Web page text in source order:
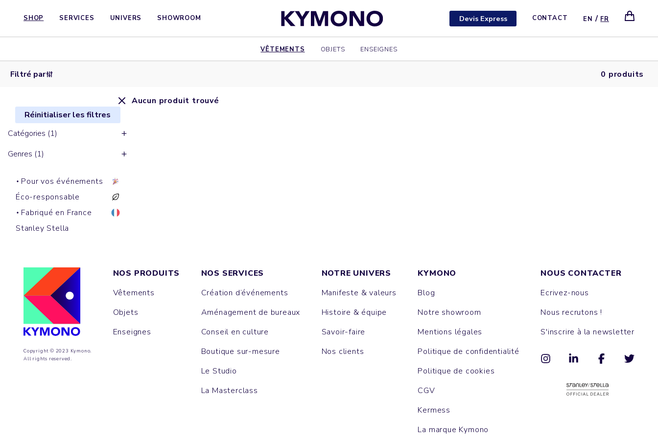
SHOP SERVICES UNIVERS SHOWROOM Devis Express CONTACT EN / FR
VÊTEMENTS OBJETS ENSEIGNES
Filtré par 0 produits
Réinitialiser les filtres
Catégories (1)
Genres (1)
Pour vos événements
Éco-responsable
Fabriqué en France
Stanley Stella
Aucun produit trouvé
Copyright © 2023 Kymono.
All rights reserved.
NOS PRODUITS
Vêtements
Objets
Enseignes
NOS SERVICES
Création d’événements
Aménagement de bureaux
Conseil en culture
Boutique sur-mesure
Le Studio
La Masterclass
NOTRE UNIVERS
Manifeste & valeurs
Histoire & équipe
Savoir-faire
Nos clients
KYMONO
Blog
Notre showroom
Mentions légales
Politique de confidentialité
Politique de cookies
CGV
Kermess
La marque Kymono
NOUS CONTACTER
Ecrivez-nous
Nous recrutons !
S'inscrire à la newsletter